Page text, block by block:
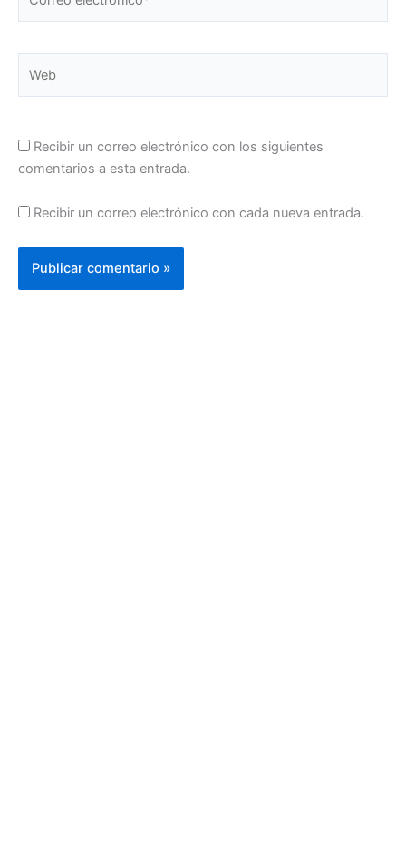
electrónico*
Recibir un correo electrónico con los siguientes
comentarios a esta entrada.
Recibir un correo electrónico con cada nueva entrada.